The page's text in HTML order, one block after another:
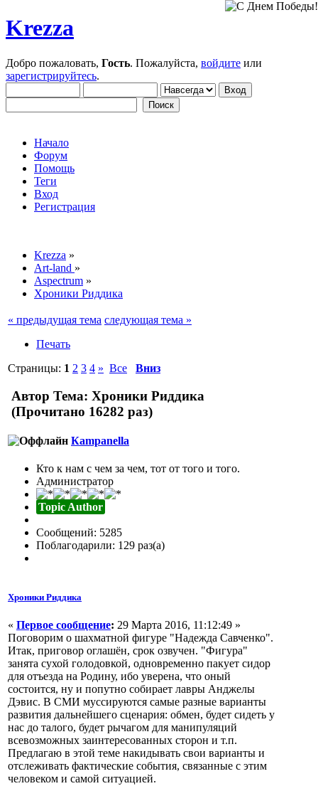
Krezza
Добро пожаловать, Гость. Пожалуйста, войдите или
зарегистрируйтесь.
Начало
Форум
Помощь
Теги
Вход
Регистрация
Krezza »
Art-land »
Aspectrum »
Хроники Риддика
« предыдущая тема следующая тема »
Печать
Страницы: 1 2 3 4 » Все Вниз
Автор Тема: Хроники Риддика
(Прочитано 16282 раз)
Кampanella
Кто к нам с чем за чем, тот от того и того.
Администратор
Topic Author
Сообщений: 5285
Поблагодарили: 129 раз(а)
Хроники Риддика
« Первое сообщение: 29 Марта 2016, 11:12:49 »
Поговорим о шахматной фигуре "Надежда Савченко".
Итак, приговор оглашён, срок озвучен. "Фигура"
занята сухой голодовкой, одновременно пакует сидор
для отъезда на Родину, ибо уверена, что оный
состоится, ну и попутно собирает лавры Анджелы
Дэвис. В СМИ муссируются самые разные варианты
развития дальнейшего сценария: обмен, будет сидеть у
нас до талого, будет рычагом для манипуляций
всевозможных заинтересованных сторон и т.п.
Предлагаю в этой теме накидывать свои варианты и
отслеживать фактические события, связанные с этим
человеком и самой ситуацией.